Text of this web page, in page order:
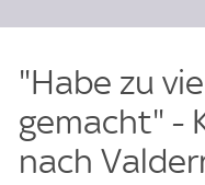
"Habe zu
gemacht" -
nach